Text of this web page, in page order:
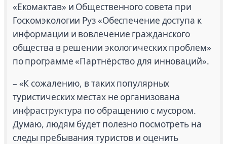
«Екомактав» и Общественного совета при
Госкомэкологии Руз «Обеспечение доступа к
информации и вовлечение гражданского
общества в решении экологических проблем»
по программе «Партнёрство для инноваций».
– «К сожалению, в таких популярных
туристических местах не организована
инфраструктура по обращению с мусором.
Думаю, людям будет полезно посмотреть на
следы пребывания туристов и оценить